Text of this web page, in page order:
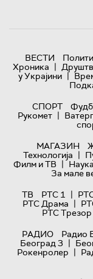
ВЕСТИ
Хроника |
у Украјини |
СПОРТ
Рукомет |
МАГАЗИН
Технологијa |
Филм и ТВ |
За мале
ТВ
РТС 1 |
РТС Драма |
РТС Трезор
РАДИО
Радио
Београд 3 |
Рокенролер |